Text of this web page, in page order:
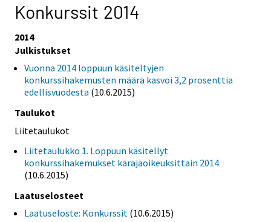
Konkurssit 2014
2014
Julkistukset
Vuonna 2014 loppuun käsiteltyjen
konkurssihakemusten määrä kasvoi 3,2 prosenttia
edellisvuodesta (10.6.2015)
Taulukot
Liitetaulukot
Liitetaulukko 1. Loppuun käsitellyt
konkurssihakemukset käräjäoikeuksittain 2014
(10.6.2015)
Laatuselosteet
Laatuseloste: Konkurssit (10.6.2015)